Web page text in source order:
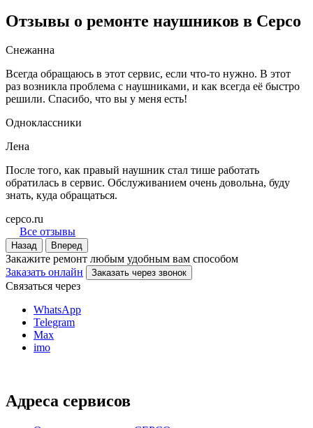
Отзывы о ремонте наушников в Серсо
Снежанна
Всегда обращаюсь в этот сервис, если что-то нужно. В этот
раз возникла проблема с наушниками, и как всегда её быстро
решили. Спасибо, что вы у меня есть!
Одноклассники
Лена
После того, как правый наушник стал тише работать
обратилась в сервис. Обслуживанием очень довольна, буду
знать, куда обращаться.
серсо.ru
Все отзывы
Назад Вперед
Закажите ремонт любым удобным вам способом
Заказать онлайн
Заказать через звонок
Связаться через
WhatsApp
Telegram
Max
imo
Адреса сервисов